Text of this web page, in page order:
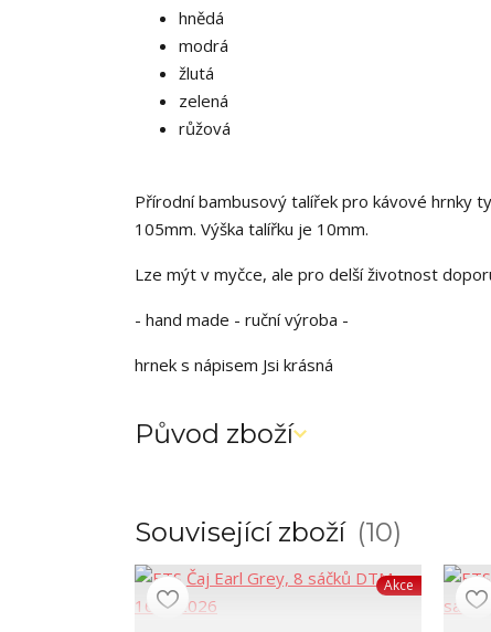
hnědá
modrá
žlutá
zelená
růžová
Přírodní bambusový talířek pro kávové hrnky
105mm. Výška talířku je 10mm.
Lze mýt v myčce, ale pro delší životnost
- hand made - ruční výroba -
hrnek s nápisem Jsi krásná
Původ zboží
Související zboží 10
Akce